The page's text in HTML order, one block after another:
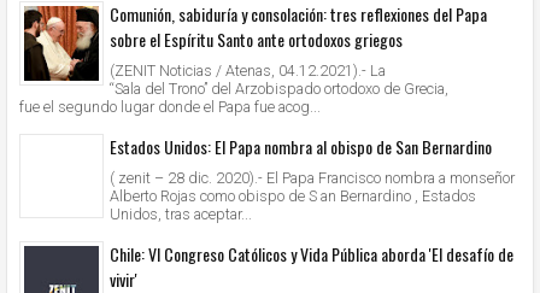
Comunión, sabiduría y consolación: tres reflexiones del Papa
sobre el Espíritu Santo ante ortodoxos griegos
(ZENIT Noticias / Atenas, 04.12.2021).- La
“Sala del Trono” del Arzobispado ortodoxo de Grecia,
fue el segundo lugar donde el Papa fue acog...
Estados Unidos: El Papa nombra al obispo de San Bernardino
( zenit – 28 dic. 2020).- El Papa Francisco nombra a monseñor
Alberto Rojas como obispo de S an Bernardino , Estados
Unidos, tras aceptar...
Chile: VI Congreso Católicos y Vida Pública aborda 'El desafío de
vivir'